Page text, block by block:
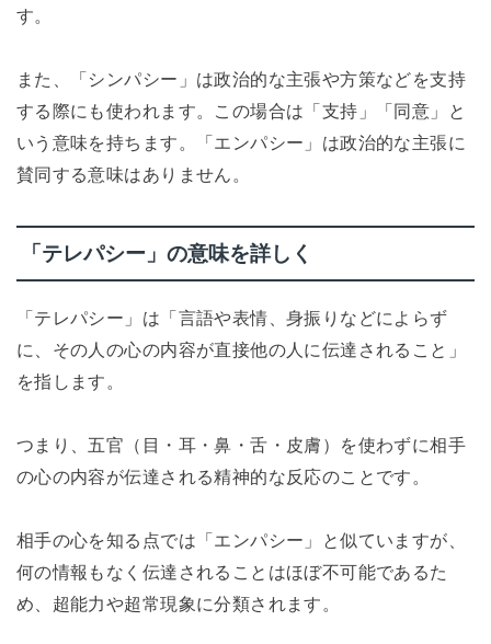
す。
また、「シンパシー」は政治的な主張や方策などを支持
する際にも使われます。この場合は「支持」「同意」と
いう意味を持ちます。「エンパシー」は政治的な主張に
賛同する意味はありません。
「テレパシー」の意味を詳しく
「テレパシー」は「言語や表情、身振りなどによらず
に、その人の心の内容が直接他の人に伝達されること」
を指します。
つまり、五官（目・耳・鼻・舌・皮膚）を使わずに相手
の心の内容が伝達される精神的な反応のことです。
相手の心を知る点では「エンパシー」と似ていますが、
何の情報もなく伝達されることはほぼ不可能であるた
め、超能力や超常現象に分類されます。